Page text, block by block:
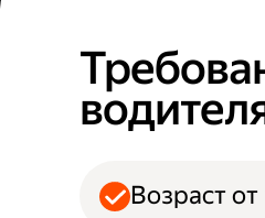
Возраст от